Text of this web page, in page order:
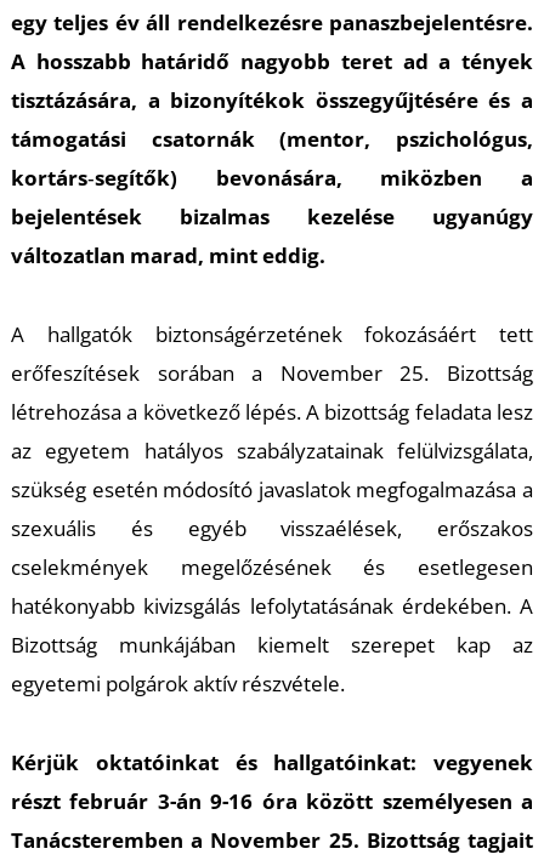
egy teljes év áll rendelkezésre panaszbejelentésre.
A hosszabb határidő nagyobb teret ad a tények
tisztázására, a bizonyítékok összegyűjtésére és a
támogatási csatornák (mentor, pszichológus,
kortárs‑segítők) bevonására, miközben a
bejelentések bizalmas kezelése ugyanúgy
változatlan marad, mint eddig.
A hallgatók biztonságérzetének fokozásáért tett
erőfeszítések sorában a November 25. Bizottság
létrehozása a következő lépés. A bizottság feladata lesz
az egyetem hatályos szabályzatainak felülvizsgálata,
szükség esetén módosító javaslatok megfogalmazása a
szexuális és egyéb visszaélések, erőszakos
cselekmények megelőzésének és esetlegesen
hatékonyabb kivizsgálás lefolytatásának érdekében. A
Bizottság munkájában kiemelt szerepet kap az
egyetemi polgárok aktív részvétele.
Kérjük oktatóinkat és hallgatóinkat: vegyenek
részt február 3-án 9-16 óra között személyesen a
Tanácsteremben a November 25. Bizottság tagjait